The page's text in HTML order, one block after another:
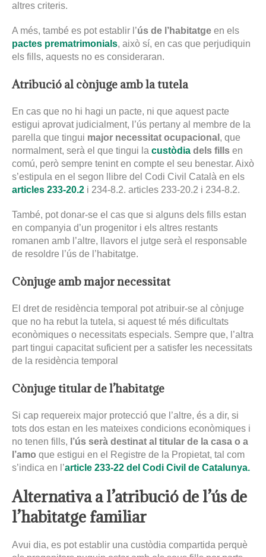
altres criteris.
A més, també es pot establir l’ús de l’habitatge en els
pactes prematrimonials, això sí, en cas que perjudiquin
els fills, aquests no es consideraran.
Atribució al cònjuge amb la tutela
En cas que no hi hagi un pacte, ni que aquest pacte
estigui aprovat judicialment, l’ús pertany al membre de la
parella que tingui major necessitat ocupacional , que
normalment, serà el que tingui la custòdia dels fills en
comú, però sempre tenint en compte el seu benestar. Això
s’estipula en el segon llibre del Codi Civil Català en els
articles 233-20.2 i 234-8.2. articles 233-20.2 i 234-8.2.
També, pot donar-se el cas que si alguns dels fills estan
en companyia d’un progenitor i els altres restants
romanen amb l’altre, llavors el jutge serà el responsable
de resoldre l’ús de l’habitatge.
Cònjuge amb major necessitat
El dret de residència temporal pot atribuir-se al cònjuge
que no ha rebut la tutela, si aquest té més dificultats
econòmiques o necessitats especials. Sempre que, l’altra
part tingui capacitat suficient per a satisfer les necessitats
de la residència temporal
Cònjuge titular de l’habitatge
Si cap requereix major protecció que l’altre, és a dir, si
tots dos estan en les mateixes condicions econòmiques i
no tenen fills, l’ús serà destinat al titular de la casa o a
l’amo que estigui en el Registre de la Propietat, tal com
s’indica en l’article 233-22 del Codi Civil de Catalunya.
Alternativa a l’atribució de l’ús de
l’habitatge familiar
Avui dia, es pot establir una custòdia compartida perquè